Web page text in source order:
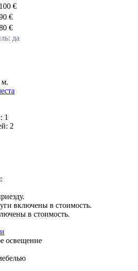
100 €
€
€
да
м.
1
2
включены в стоимость.
в стоимость.
освещение